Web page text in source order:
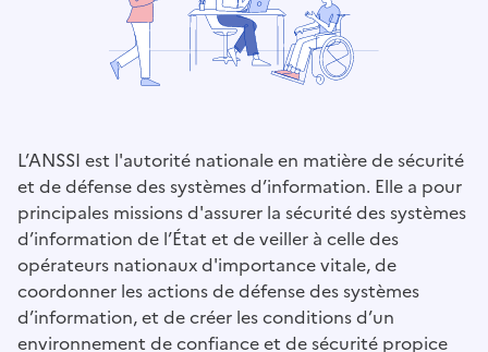
L’ANSSI est l'autorité nationale en matière de sécurité
et de défense des systèmes d’information. Elle a pour
principales missions d'assurer la sécurité des systèmes
d’information de l’État et de veiller à celle des
opérateurs nationaux d'importance vitale, de
coordonner les actions de défense des systèmes
d’information, et de créer les conditions d’un
environnement de confiance et de sécurité propice